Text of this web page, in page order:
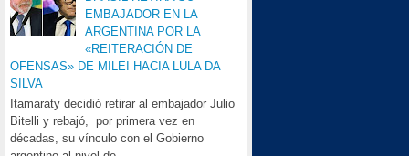
EMBAJADOR EN LA
ARGENTINA POR LA
«REITERACIÓN DE
OFENSAS» DE MILEI HACIA LULA DA
SILVA
Itamaraty decidió retirar al embajador Julio
Bitelli y rebajó, por primera vez en
décadas, su vínculo con el Gobierno